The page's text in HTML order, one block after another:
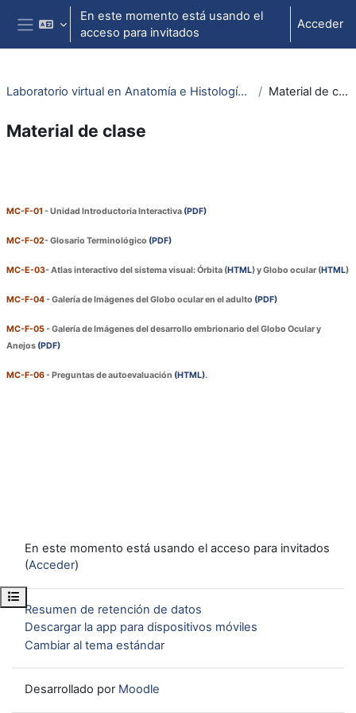
Salta al contenido principal
Panel lateral
En este momento está usando el
acceso para invitados
Acceder
Abrir índice del curso
Laboratorio virtual en Anatomía e Histología Ocular Material de clase
Material de clase
MC-F-01 - Unidad Introductoria Interactiva (PDF)
MC-F-02-Glosario Terminológico (PDF)
MC-E-03-Atlas interactivo del sistema visual: Órbita (HTML) y Globo ocular (HTML)
MC-F-04-Galería de Imágenes del Globo ocular en el adulto (PDF)
MC-F-05-Galería de Imágenes del desarrollo embrionario del Globo Ocular y
Anejos (PDF)
MC-F-06-Preguntas de autoevaluación (HTML).
En este momento está usando el acceso para invitados
(Acceder)
Resumen de retención de datos
Descargar la app para dispositivos móviles
Cambiar al tema estándar
Desarrollado por Moodle